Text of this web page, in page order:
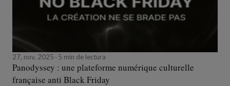
27, nov, 2025 5 min de lectura
Panodyssey : une plateforme numérique culturelle
française anti Black Friday